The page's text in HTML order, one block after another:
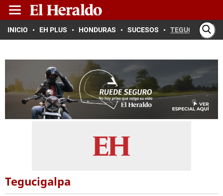
INICIO EH PLUS HONDURAS SUCESOS TEGUCIGALPA
Tegucigalpa